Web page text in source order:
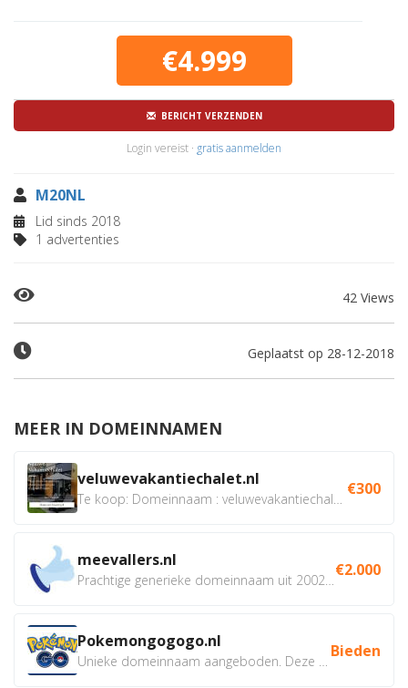
€4.999
BERICHT VERZENDEN
Login vereist · gratis aanmelden
M20NL
Lid sinds 2018
1 advertenties
42 Views
Geplaatst op 28-12-2018
MEER IN DOMEINNAMEN
veluwevakantiechalet.nl €300
meevallers.nl €2.000
Pokemongogogo.nl Bieden